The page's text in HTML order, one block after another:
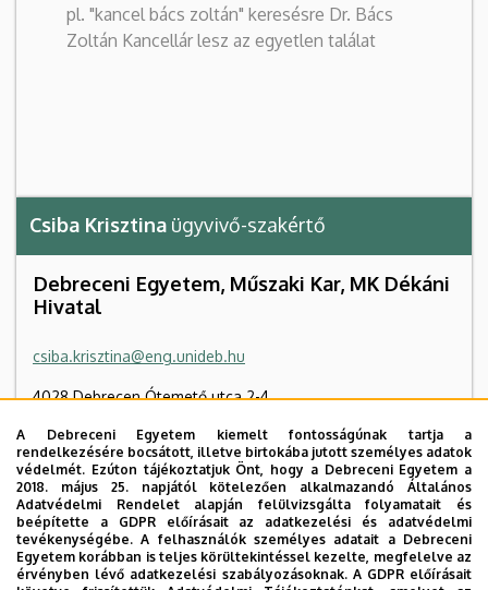
pl. "kancel bács zoltán" keresésre Dr. Bács
Zoltán Kancellár lesz az egyetlen találat
Csiba Krisztina ügyvivő-szakértő
Debreceni Egyetem, Műszaki Kar, MK Dékáni
Hivatal
csiba.krisztina@eng.unideb.hu
4028 Debrecen Ótemető utca 2-4
Műszaki Kar "B" épület, 1. emelet, B1.15
+36 52 512 900
Szervezeti weboldal
A Debreceni Egyetem kiemelt fontosságúnak tartja a
rendelkezésére bocsátott, illetve birtokába jutott személyes adatok
védelmét. Ezúton tájékoztatjuk Önt, hogy a Debreceni Egyetem a
2018. május 25. napjától kötelezően alkalmazandó Általános
Adatvédelmi Rendelet alapján felülvizsgálta folyamatait és
beépítette a GDPR előírásait az adatkezelési és adatvédelmi
tevékenységébe. A felhasználók személyes adatait a Debreceni
Egyetem korábban is teljes körültekintéssel kezelte, megfelelve az
érvényben lévő adatkezelési szabályozásoknak. A GDPR előírásait